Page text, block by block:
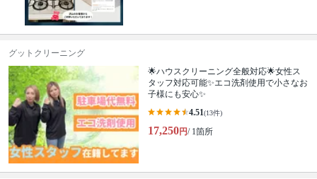
グットクリーニング
🌟ハウスクリーニング全般対応🌟女性ス
タッフ対応可能✨エコ洗剤使用で小さなお
子様にも安心✨
4.51(13件)
17,250円/ 1箇所